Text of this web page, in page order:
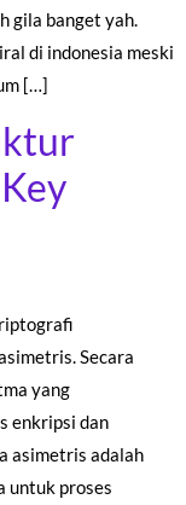
gila banget yah.
di indonesia meski
[…]
Secara
yang
enkripsi dan
asimetris adalah
untuk proses